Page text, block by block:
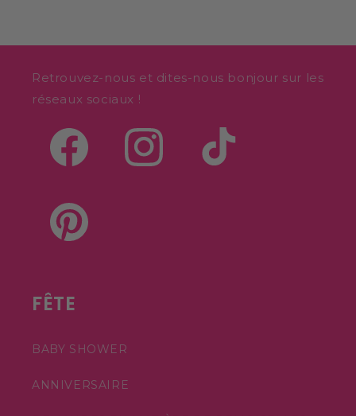
Retrouvez-nous et dites-nous bonjour sur les
réseaux sociaux !
Facebook Instagram TikTok
Pinterest
FÊTE
BABY SHOWER
ANNIVERSAIRE